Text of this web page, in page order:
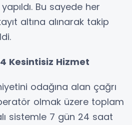
Bu sayede her
altına alınarak takip
Kesintisiz Hizmet
odağına alan çağrı
olmak üzere toplam
sistemle 7 gün 24 saat